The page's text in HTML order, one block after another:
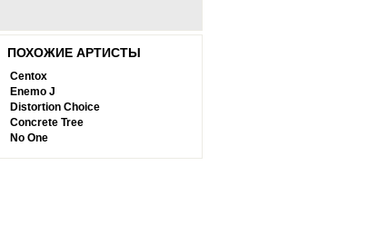
ПОХОЖИЕ АРТИСТЫ
Centox
Enemo J
Distortion Choice
Concrete Tree
No One